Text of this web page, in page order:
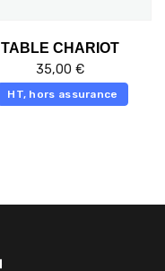
TABLE CHARIOT
35,00 €
HT, hors assurance